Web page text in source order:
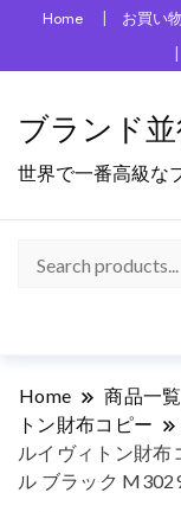
Home お買い
ブランド
世界で一番高級な
Home 商品一覧
トン財布コピー
ルイヴィトン財布
ル ブラック